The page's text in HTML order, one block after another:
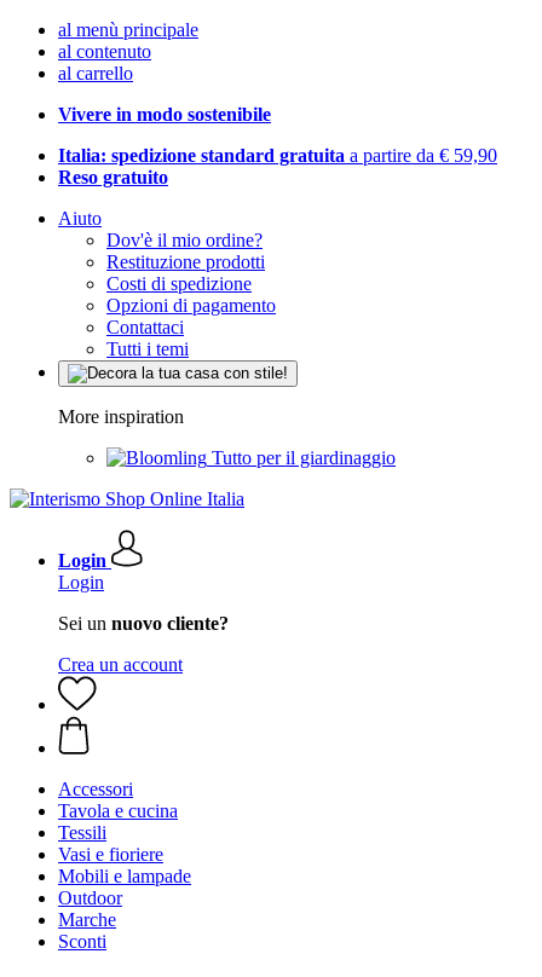
al menù principale
al contenuto
al carrello
Vivere in modo sostenibile
Italia: spedizione standard gratuita a partire da € 59,90
Reso gratuito
Aiuto
Dov'è il mio ordine?
Restituzione prodotti
Costi di spedizione
Opzioni di pagamento
Contattaci
Tutti i temi
More inspiration
Tutto per il giardinaggio
Login
Login
Sei un nuovo cliente?
Crea un account
Accessori
Tavola e cucina
Tessili
Vasi e fioriere
Mobili e lampade
Outdoor
Marche
Sconti